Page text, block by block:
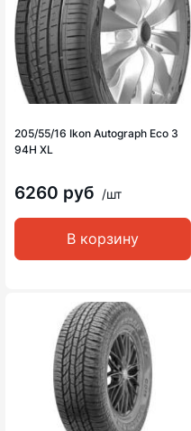
205/55/16 Ikon Autograph Eco 3
94H XL
6260 руб /шт
В корзину